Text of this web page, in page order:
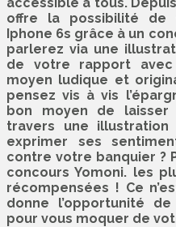
offre la possibilité de
Iphone 6s grâce à un
parlerez via une
de votre rapport avec
moyen ludique et
pensez vis à vis
bon moyen de
travers une
exprimer ses
contre votre banquier ?
concours Yomoni. les
récompensées ! Ce
donne l’opportunité
pour vous moquer de